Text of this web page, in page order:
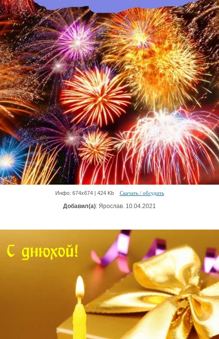
Инфо: 674х674 | 424 Kb Скачать / обсудить
Добавил(а): Ярослав. 10.04.2021